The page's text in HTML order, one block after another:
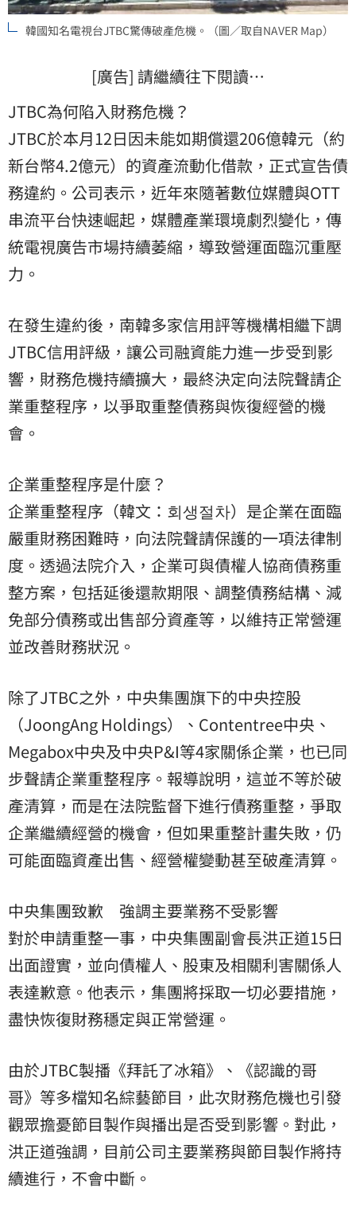
韓國知名電視台JTBC驚傳破產危機。（圖／取自NAVER Map）
[廣告] 請繼續往下閱讀…
JTBC為何陷入財務危機？
JTBC於本月12日因未能如期償還206億韓元（約
新台幣4.2億元）的資產流動化借款，正式宣告債
務違約。公司表示，近年來隨著數位媒體與OTT
串流平台快速崛起，媒體產業環境劇烈變化，傳
統電視廣告市場持續萎縮，導致營運面臨沉重壓
力。
在發生違約後，南韓多家信用評等機構相繼下調
JTBC信用評級，讓公司融資能力進一步受到影
響，財務危機持續擴大，最終決定向法院聲請企
業重整程序，以爭取重整債務與恢復經營的機
會。
企業重整程序是什麼？
企業重整程序（韓文：회생절차）是企業在面臨
嚴重財務困難時，向法院聲請保護的一項法律制
度。透過法院介入，企業可與債權人協商債務重
整方案，包括延後還款期限、調整債務結構、減
免部分債務或出售部分資產等，以維持正常營運
並改善財務狀況。
除了JTBC之外，中央集團旗下的中央控股
（JoongAng Holdings）、Contentree中央、
Megabox中央及中央P&I等4家關係企業，也已同
步聲請企業重整程序。報導說明，這並不等於破
產清算，而是在法院監督下進行債務重整，爭取
企業繼續經營的機會，但如果重整計畫失敗，仍
可能面臨資產出售、經營權變動甚至破產清算。
中央集團致歉 強調主要業務不受影響
對於申請重整一事，中央集團副會長洪正道15日
出面證實，並向債權人、股東及相關利害關係人
表達歉意。他表示，集團將採取一切必要措施，
盡快恢復財務穩定與正常營運。
由於JTBC製播《拜託了冰箱》、《認識的哥
哥》等多檔知名綜藝節目，此次財務危機也引發
觀眾擔憂節目製作與播出是否受到影響。對此，
洪正道強調，目前公司主要業務與節目製作將持
續進行，不會中斷。